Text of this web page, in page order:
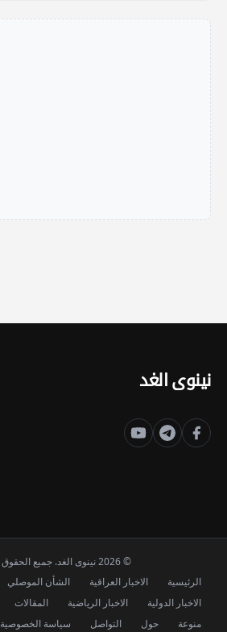
نينوى الغد
© 2026 نينوى الغد. جميع الحقوق محفوظة.
الرئيسية الاخبار العراقية الشأن الموصلي
الاخبار الدولية
الاخبار الرياضية المقالات
منوعة
حول التواصل سياسة الخصوصية